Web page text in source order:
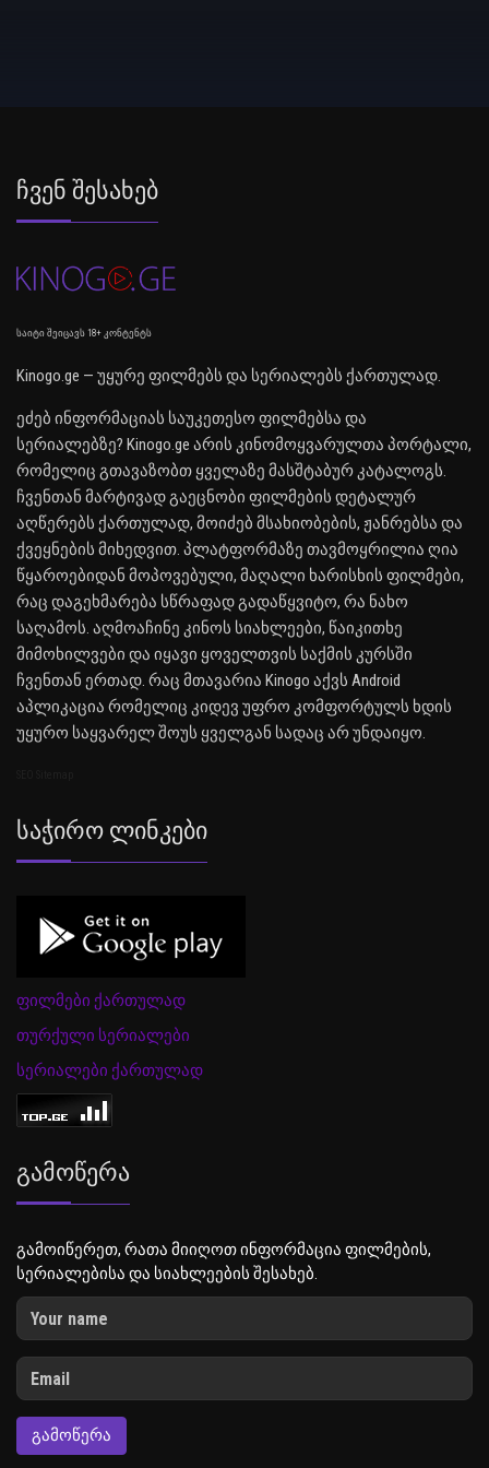
Ჩვენ Შესახებ
საიტი შეიცავს 18+ კონტენტს
Kinogo.ge — უყურე ფილმებს და სერიალებს ქართულად.
ეძებ ინფორმაციას საუკეთესო ფილმებსა და
სერიალებზე? Kinogo.ge არის კინომოყვარულთა პორტალი,
რომელიც გთავაზობთ ყველაზე მასშტაბურ კატალოგს.
ჩვენთან მარტივად გაეცნობი ფილმების დეტალურ
აღწერებს ქართულად, მოიძებ მსახიობების, ჟანრებსა და
ქვეყნების მიხედვით. პლატფორმაზე თავმოყრილია ღია
წყაროებიდან მოპოვებული, მაღალი ხარისხის ფილმები,
რაც დაგეხმარება სწრაფად გადაწყვიტო, რა ნახო
საღამოს. აღმოაჩინე კინოს სიახლეები, წაიკითხე
მიმოხილვები და იყავი ყოველთვის საქმის კურსში
ჩვენთან ერთად. რაც მთავარია Kinogo აქვს Android
აპლიკაცია რომელიც კიდევ უფრო კომფორტულს ხდის
უყურო საყვარელ შოუს ყველგან სადაც არ უნდაიყო.
Საჭირო Ლინკები
ფილმები ქართულად
თურქული სერიალები
სერიალები ქართულად
Გამოწერა
გამოიწერეთ, რათა მიიღოთ ინფორმაცია ფილმების,
სერიალებისა და სიახლეების შესახებ.
ᲒᲐᲛᲝᲬᲔᲠᲐ